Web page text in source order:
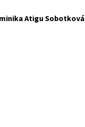
Atigu Sobotková